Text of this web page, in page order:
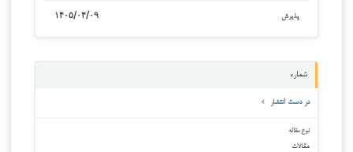
پذیرش ۱۴۰۵/۰۴/۰۹
شماره
در دست انتشار
نوع مقاله
مقالات